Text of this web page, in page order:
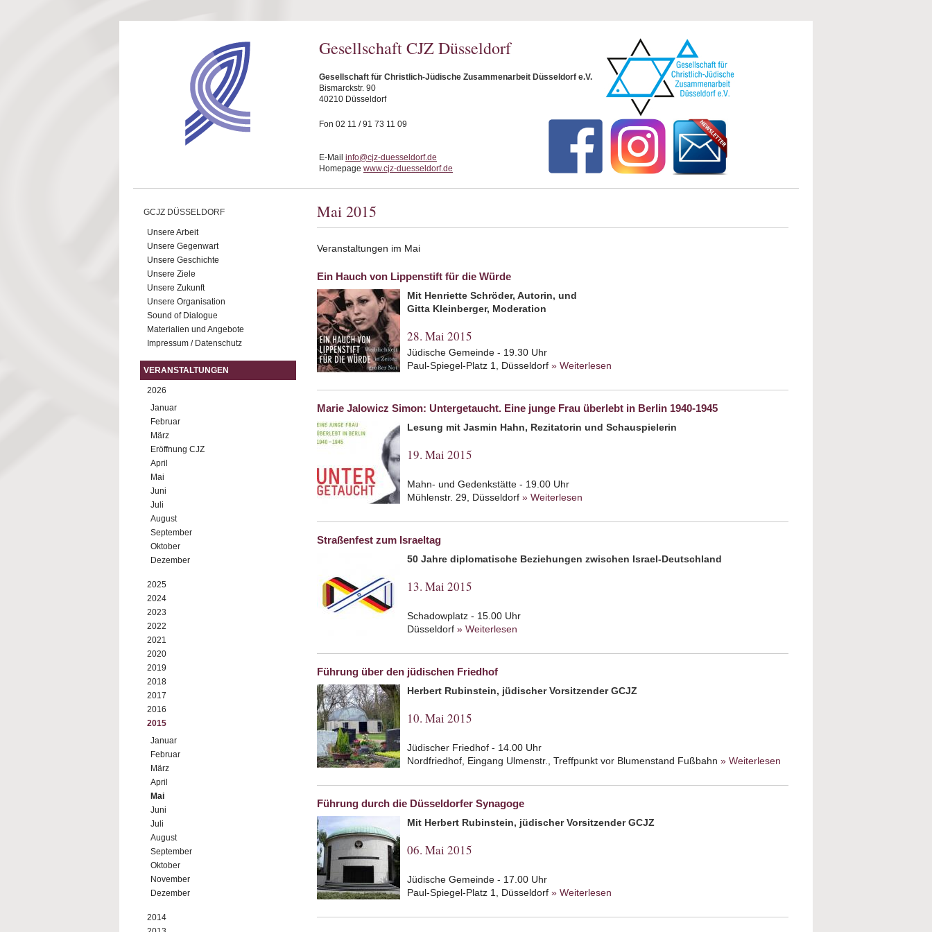
Gesellschaft CJZ Düsseldorf
Gesellschaft für Christlich-Jüdische Zusammenarbeit Düsseldorf e.V.
Bismarckstr. 90
40210 Düsseldorf
Fon 02 11 / 91 73 11 09
E-Mail info@cjz-duesseldorf.de
Homepage www.cjz-duesseldorf.de
GCJZ DÜSSELDORF
Unsere Arbeit
Unsere Gegenwart
Unsere Geschichte
Unsere Ziele
Unsere Zukunft
Unsere Organisation
Sound of Dialogue
Materialien und Angebote
Impressum / Datenschutz
VERANSTALTUNGEN
2026
Januar
Februar
März
Eröffnung CJZ
April
Mai
Juni
Juli
August
September
Oktober
Dezember
2025
2024
2023
2022
2021
2020
2019
2018
2017
2016
2015
Januar
Februar
März
April
Mai
Juni
Juli
August
September
Oktober
November
Dezember
2014
Mai 2015
Veranstaltungen im Mai
Ein Hauch von Lippenstift für die Würde
Mit Henriette Schröder, Autorin, und
Gitta Kleinberger, Moderation
28. Mai 2015
Jüdische Gemeinde - 19.30 Uhr
Paul-Spiegel-Platz 1, Düsseldorf » Weiterlesen
Marie Jalowicz Simon: Untergetaucht. Eine junge Frau überlebt in Berlin 1940-1945
Lesung mit Jasmin Hahn, Rezitatorin und Schauspielerin
19. Mai 2015
Mahn- und Gedenkstätte - 19.00 Uhr
Mühlenstr. 29, Düsseldorf » Weiterlesen
Straßenfest zum Israeltag
50 Jahre diplomatische Beziehungen zwischen Israel-Deutschland
13. Mai 2015
Schadowplatz - 15.00 Uhr
Düsseldorf » Weiterlesen
Führung über den jüdischen Friedhof
Herbert Rubinstein, jüdischer Vorsitzender GCJZ
10. Mai 2015
Jüdischer Friedhof - 14.00 Uhr
Nordfriedhof, Eingang Ulmenstr., Treffpunkt vor Blumenstand Fußbahn » Weiterlesen
über den
Führung durch die Düsseldorfer Synagoge
Mit Herbert Rubinstein, jüdischer Vorsitzender GCJZ
06. Mai 2015
Jüdische Gemeinde - 17.00 Uhr
Paul-Spiegel-Platz 1, Düsseldorf » Weiterlesen